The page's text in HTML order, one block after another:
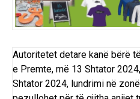
Autoritetet detare kanë bërë
e Premte, më 13 Shtator
Shtator 2024, lundrimi në